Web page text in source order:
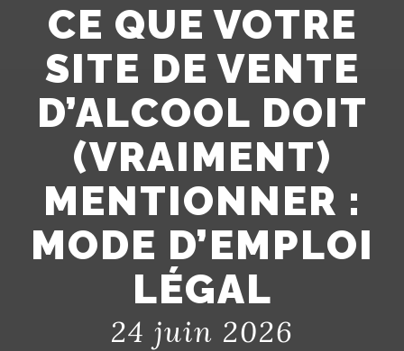
CE QUE VOTRE
SITE DE VENTE
D’ALCOOL DOIT
(VRAIMENT)
MENTIONNER :
MODE D’EMPLOI
LÉGAL
24 juin 2026